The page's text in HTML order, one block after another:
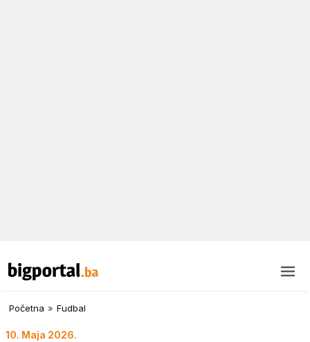
Početna » Fudbal
10. Maja 2026.